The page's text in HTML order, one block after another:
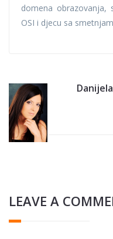
domena obrazovanja,
OSI i djecu sa
Danijela
LEAVE A